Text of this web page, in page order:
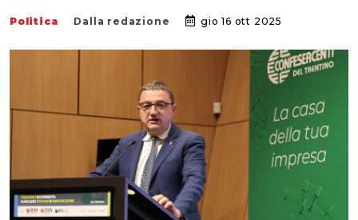
Politica Dalla redazione gio 16 ott 2025